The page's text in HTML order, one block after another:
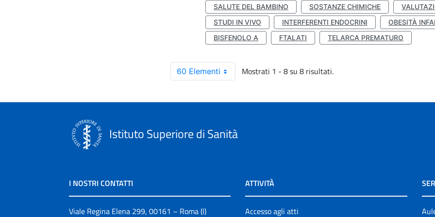
SALUTE DEL BAMBINO
SOSTANZE CHIMICHE
STUDI IN VIVO
INTERFERENTI ENDOCRINI OBESITÀ
BISFENOLO A
FTALATI TELARCA PREMATURO
60 Elementi Mostrati 1 - 8 su 8 risultati.
Istituto Superiore di Sanità
I NOSTRI CONTATTI
Viale Regina Elena 299, 00161 – Roma (I)
ATTIVITÀ
Accesso agli atti